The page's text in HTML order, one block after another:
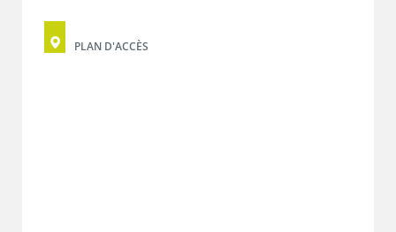
PLAN D'ACCÈS